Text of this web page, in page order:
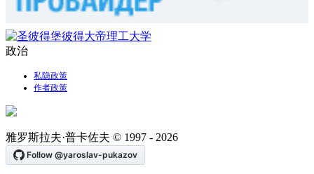
政治
私隐政策
作者政策
雅罗斯拉夫·普卡佐夫 © 1997 - 2026